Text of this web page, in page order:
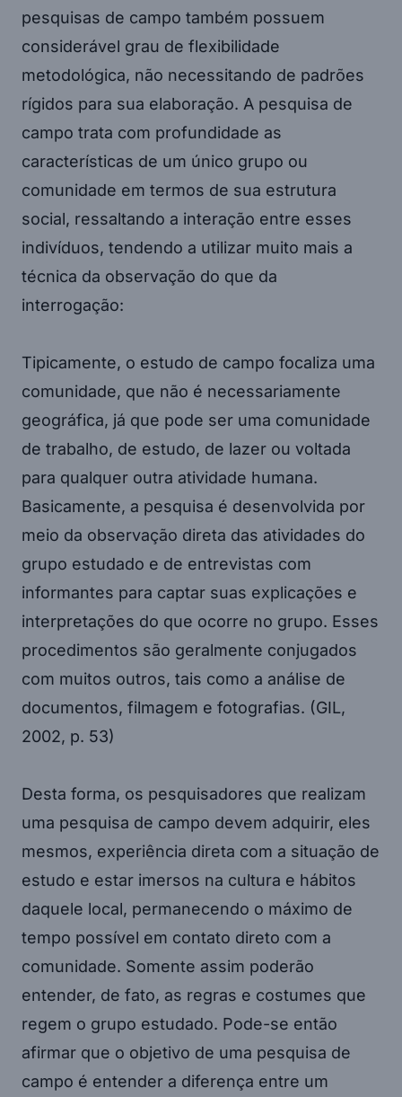
pesquisas de campo também possuem
considerável grau de flexibilidade
metodológica, não necessitando de padrões
rígidos para sua elaboração. A pesquisa de
campo trata com profundidade as
características de um único grupo ou
comunidade em termos de sua estrutura
social, ressaltando a interação entre esses
indivíduos, tendendo a utilizar muito mais a
técnica da observação do que da
interrogação:
Tipicamente, o estudo de campo focaliza uma
comunidade, que não é necessariamente
geográfica, já que pode ser uma comunidade
de trabalho, de estudo, de lazer ou voltada
para qualquer outra atividade humana.
Basicamente, a pesquisa é desenvolvida por
meio da observação direta das atividades do
grupo estudado e de entrevistas com
informantes para captar suas explicações e
interpretações do que ocorre no grupo. Esses
procedimentos são geralmente conjugados
com muitos outros, tais como a análise de
documentos, filmagem e fotografias. (GIL,
2002, p. 53)
Desta forma, os pesquisadores que realizam
uma pesquisa de campo devem adquirir, eles
mesmos, experiência direta com a situação de
estudo e estar imersos na cultura e hábitos
daquele local, permanecendo o máximo de
tempo possível em contato direto com a
comunidade. Somente assim poderão
entender, de fato, as regras e costumes que
regem o grupo estudado. Pode-se então
afirmar que o objetivo de uma pesquisa de
campo é entender a diferença entre um